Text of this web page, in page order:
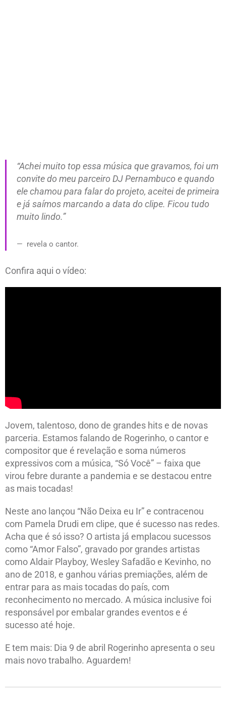
“Achei muito top essa música que gravamos, foi um
convite do meu parceiro DJ Pernambuco e quando
ele chamou para falar do projeto, aceitei de primeira
e já saímos marcando a data do clipe. Ficou tudo
muito lindo.”
revela o cantor.
Confira aqui o vídeo:
Jovem, talentoso, dono de grandes hits e de novas
parceria. Estamos falando de Rogerinho, o cantor e
compositor que é revelação e soma números
expressivos com a música, “Só Você” – faixa que
virou febre durante a pandemia e se destacou entre
as mais tocadas!
Neste ano lançou “Não Deixa eu Ir” e contracenou
com Pamela Drudi em clipe, que é sucesso nas redes.
Acha que é só isso? O artista já emplacou sucessos
como “Amor Falso”, gravado por grandes artistas
como Aldair Playboy, Wesley Safadão e Kevinho, no
ano de 2018, e ganhou várias premiações, além de
entrar para as mais tocadas do país, com
reconhecimento no mercado. A música inclusive foi
responsável por embalar grandes eventos e é
sucesso até hoje.
E tem mais: Dia 9 de abril Rogerinho apresenta o seu
mais novo trabalho. Aguardem!